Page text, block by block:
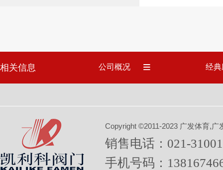
相关信息 公司概况 经
Copyright ©2011-2023 广发体育,
销售电话：021-
手机号码：